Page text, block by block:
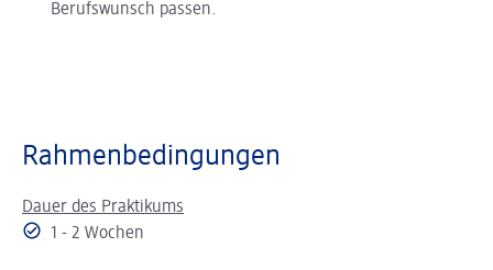
Berufswunsch passen.
Rahmenbedingungen
Dauer des Praktikums
1 - 2 Wochen